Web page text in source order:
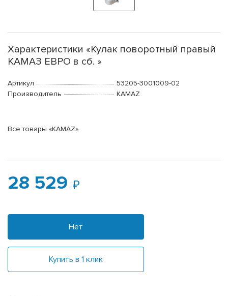
Характеристики «Кулак поворотный правый
КАМАЗ ЕВРО в сб. »
Артикул
53205-3001009-02
Производитель
KAMAZ
Все товары «KAMAZ»
28 529
Нет
Купить в 1 клик